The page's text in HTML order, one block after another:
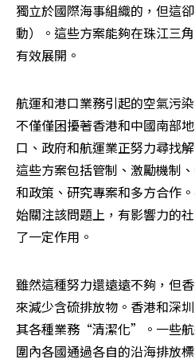
獨立於國際海事組織的，但這
動）。這些方案能夠在珠江三
有效展開。
航運和港口業務引起的空氣污
不僅僅困擾著香港和中國南部
口、政府和航運業正努力尋找
這些方案包括管制、激勵機制
和政策、研究專案和多方合作
始關注該問題上，有影響力的
了一定作用。
雖然這種努力還遠遠不夠，但
來減少含硫排放物。香港和深
其各種業務“清潔化”。一些
圍內各國通過各自的沿海排放